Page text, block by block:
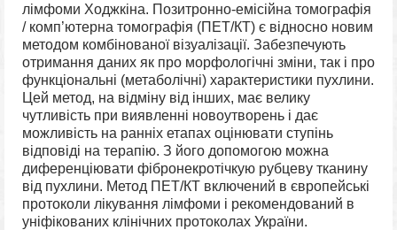
лімфоми Ходжкіна. Позитронно-емісійна томографія
/ комп’ютерна томографія (ПЕТ/КТ) є відносно новим
методом комбінованої візуалізації. Забезпечують
отримання даних як про морфологічні зміни, так і про
функціональні (метаболічні) характеристики пухлини.
Цей метод, на відміну від інших, має велику
чутливість при виявленні новоутворень і дає
можливість на ранніх етапах оцінювати ступінь
відповіді на терапію. З його допомогою можна
диференціювати фібронекротічкую рубцеву тканину
від пухлини. Метод ПЕТ/КТ включений в європейські
протоколи лікування лімфоми і рекомендований в
уніфікованих клінічних протоколах України.